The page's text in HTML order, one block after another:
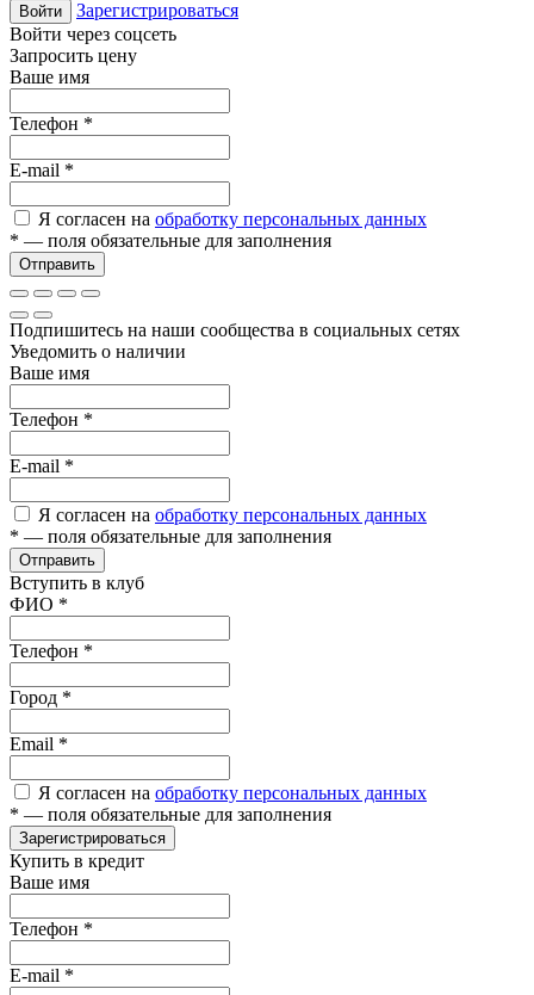
Войти
Зарегистрироваться
Войти через соцсеть
Запросить цену
Ваше имя
Телефон *
E-mail *
Я согласен на обработку персональных данных
* — поля обязательные для заполнения
Отправить
Подпишитесь на наши сообщества в социальных сетях
Уведомить о наличии
Ваше имя
Телефон *
E-mail *
Я согласен на обработку персональных данных
* — поля обязательные для заполнения
Отправить
Вступить в клуб
ФИО *
Телефон *
Город *
Email *
Я согласен на обработку персональных данных
* — поля обязательные для заполнения
Зарегистрироваться
Купить в кредит
Ваше имя
Телефон *
E-mail *